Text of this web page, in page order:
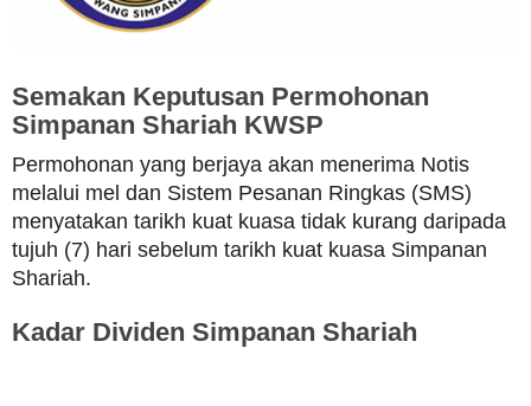
Semakan Keputusan Permohonan
Simpanan Shariah KWSP
Permohonan yang berjaya akan menerima Notis
melalui mel dan Sistem Pesanan Ringkas (SMS)
menyatakan tarikh kuat kuasa tidak kurang daripada
tujuh (7) hari sebelum tarikh kuat kuasa Simpanan
Shariah.
Kadar Dividen Simpanan Shariah